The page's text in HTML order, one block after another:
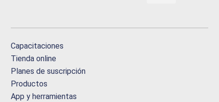
Capacitaciones
Tienda online
Planes de suscripción
Productos
App y herramientas